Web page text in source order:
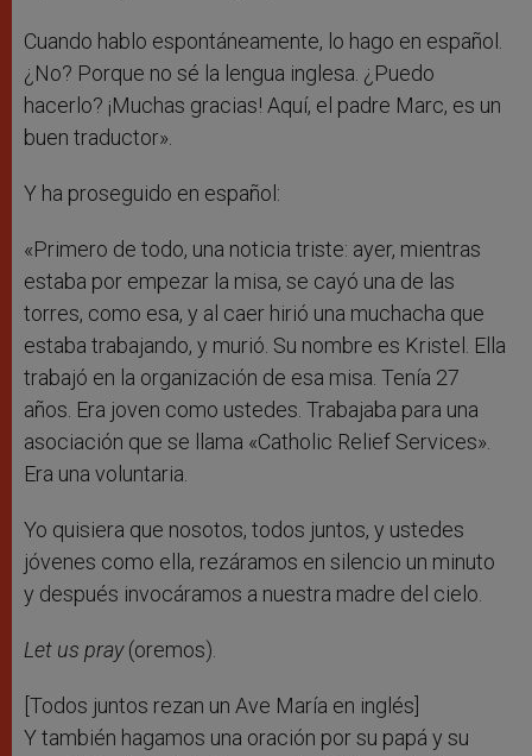
Cuando hablo espontáneamente, lo hago en español.
¿No? Porque no sé la lengua inglesa. ¿Puedo
hacerlo? ¡Muchas gracias! Aquí, el padre Marc, es un
buen traductor».
Y ha proseguido en español:
«Primero de todo, una noticia triste: ayer, mientras
estaba por empezar la misa, se cayó una de las
torres, como esa, y al caer hirió una muchacha que
estaba trabajando, y murió. Su nombre es Kristel. Ella
trabajó en la organización de esa misa. Tenía 27
años. Era joven como ustedes. Trabajaba para una
asociación que se llama «Catholic Relief Services».
Era una voluntaria.
Yo quisiera que nosotos, todos juntos, y ustedes
jóvenes como ella, rezáramos en silencio un minuto
y después invocáramos a nuestra madre del cielo.
Let us pray(oremos).
[Todos juntos rezan un Ave María en inglés]
Y también hagamos una oración por su papá y su